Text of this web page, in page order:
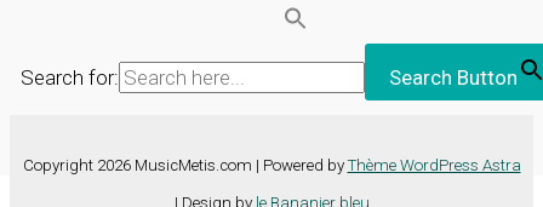
Search for: Search Button
Copyright 2026 MusicMetis.com | Powered by Thème WordPress Astra
| Design by le Bananier bleu